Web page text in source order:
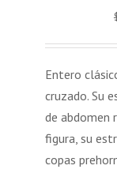
Entero
cruzado. Su
de abdomen
figura, su
copas